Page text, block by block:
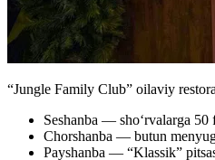
“Jungle Family Club” oilaviy
Seshanba — shoʻrvalarga 50
Chorshanba — butun
Payshanba — “Klassik”